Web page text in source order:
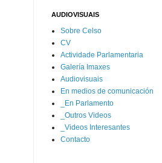
AUDIOVISUAIS
Sobre Celso
CV
Actividade Parlamentaria
Galería Imaxes
Audiovisuais
En medios de comunicación
_En Parlamento
_Outros Videos
_Videos Interesantes
Contacto